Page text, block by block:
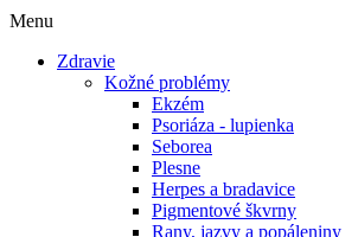
Menu
Zdravie
Kožné problémy
Ekzém
Psoriáza - lupienka
Seborea
Plesne
Herpes a bradavice
Pigmentové škvrny
Rany, jazvy a popáleniny